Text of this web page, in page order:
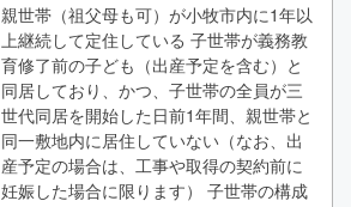
親世帯（祖父母も可）が小牧市内に1年以
上継続して定住している 子世帯が義務教
育修了前の子ども（出産予定を含む）と
同居しており、かつ、子世帯の全員が三
世代同居を開始した日前1年間、親世帯と
同一敷地内に居住していない（なお、出
産予定の場合は、工事や取得の契約前に
妊娠した場合に限ります） 子世帯の構成